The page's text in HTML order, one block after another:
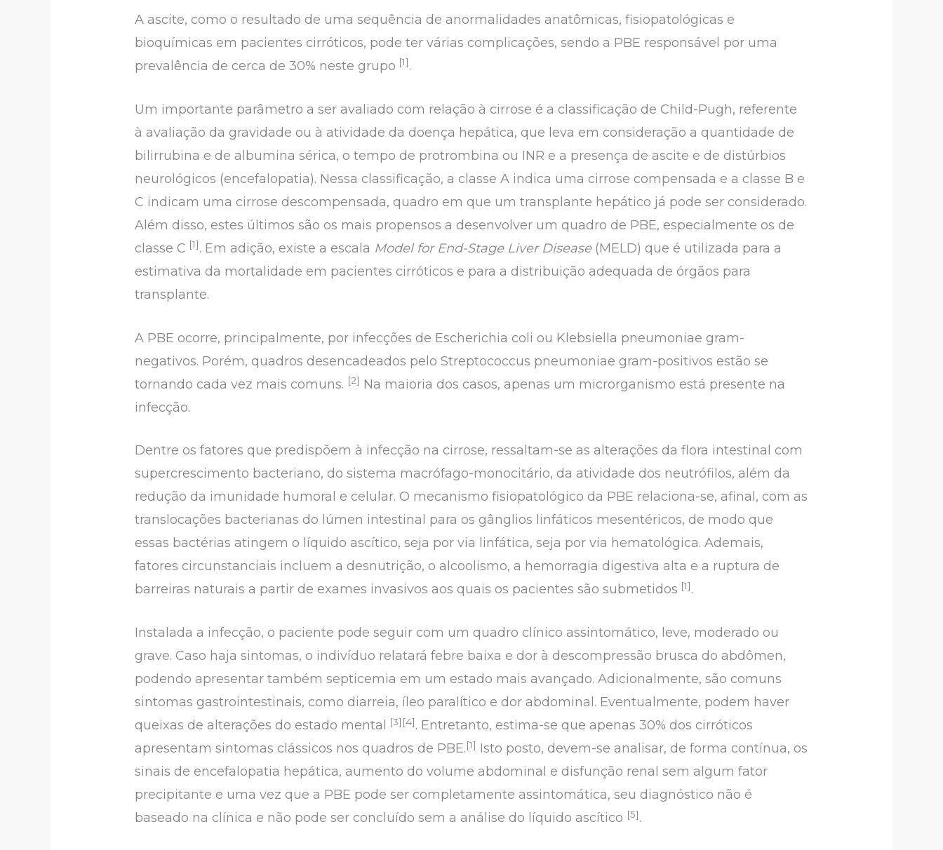
A ascite, como o resultado de uma sequência de anormalidades anatômicas, fisiopatológicas e
bioquímicas em pacientes cirróticos, pode ter várias complicações, sendo a PBE responsável por uma
prevalência de cerca de 30% neste grupo [1].
Um importante parâmetro a ser avaliado com relação à cirrose é a classificação de Child-Pugh, referente
à avaliação da gravidade ou à atividade da doença hepática, que leva em consideração a quantidade de
bilirrubina e de albumina sérica, o tempo de protrombina ou INR e a presença de ascite e de distúrbios
neurológicos (encefalopatia). Nessa classificação, a classe A indica uma cirrose compensada e a classe B e
C indicam uma cirrose descompensada, quadro em que um transplante hepático já pode ser considerado.
Além disso, estes últimos são os mais propensos a desenvolver um quadro de PBE, especialmente os de
classe C [1]. Em adição, existe a escala Model for End-Stage Liver Disease(MELD) que é utilizada para a
estimativa da mortalidade em pacientes cirróticos e para a distribuição adequada de órgãos para
transplante.
A PBE ocorre, principalmente, por infecções de Escherichia coli ou Klebsiella pneumoniae gram-
negativos. Porém, quadros desencadeados pelo Streptococcus pneumoniae gram-positivos estão se
tornando cada vez mais comuns. [2] Na maioria dos casos, apenas um microrganismo está presente na
infecção.
Dentre os fatores que predispõem à infecção na cirrose, ressaltam-se as alterações da flora intestinal com
supercrescimento bacteriano, do sistema macrófago-monocitário, da atividade dos neutrófilos, além da
redução da imunidade humoral e celular. O mecanismo fisiopatológico da PBE relaciona-se, afinal, com as
translocações bacterianas do lúmen intestinal para os gânglios linfáticos mesentéricos, de modo que
essas bactérias atingem o líquido ascítico, seja por via linfática, seja por via hematológica. Ademais,
fatores circunstanciais incluem a desnutrição, o alcoolismo, a hemorragia digestiva alta e a ruptura de
barreiras naturais a partir de exames invasivos aos quais os pacientes são submetidos [1].
Instalada a infecção, o paciente pode seguir com um quadro clínico assintomático, leve, moderado ou
grave. Caso haja sintomas, o indivíduo relatará febre baixa e dor à descompressão brusca do abdômen,
podendo apresentar também septicemia em um estado mais avançado. Adicionalmente, são comuns
sintomas gastrointestinais, como diarreia, íleo paralítico e dor abdominal. Eventualmente, podem haver
queixas de alterações do estado mental
[3][4]. Entretanto, estima-se que apenas 30% dos cirróticos
apresentam sintomas clássicos nos quadros de PBE.[1] Isto posto, devem-se analisar, de forma contínua, os
sinais de encefalopatia hepática, aumento do volume abdominal e disfunção renal sem algum fator
precipitante e uma vez que a PBE pode ser completamente assintomática, seu diagnóstico não é
baseado na clínica e não pode ser concluído sem a análise do líquido ascítico [5].